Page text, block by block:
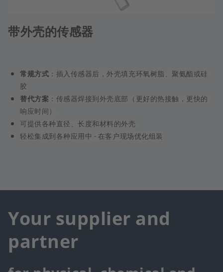
带外壳的传感器
常规方式 ：插入传感器后，外壳填充环氧树脂、聚氨酯或硅
胶
替代方案 ：传感器焊接到外壳底部（更好的热接触，更快的
响应时间）
可提供各种直径、长度和材料的外壳
轻松集成到各种应用中 - 在客户现场优化组装
Your supplier and
partner